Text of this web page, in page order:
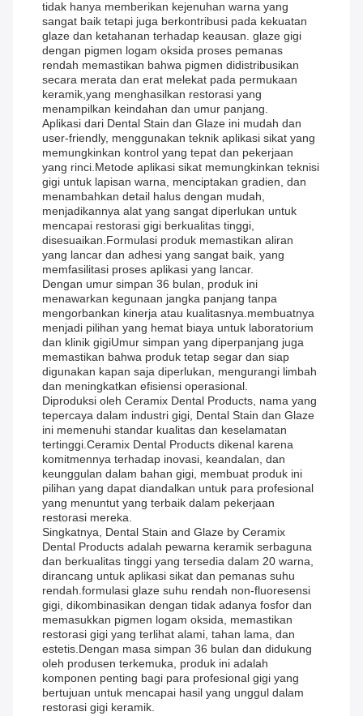
tidak hanya memberikan kejenuhan warna yang
sangat baik tetapi juga berkontribusi pada kekuatan
glaze dan ketahanan terhadap keausan. glaze gigi
dengan pigmen logam oksida proses pemanas
rendah memastikan bahwa pigmen didistribusikan
secara merata dan erat melekat pada permukaan
keramik,yang menghasilkan restorasi yang
menampilkan keindahan dan umur panjang.
Aplikasi dari Dental Stain dan Glaze ini mudah dan
user-friendly, menggunakan teknik aplikasi sikat yang
memungkinkan kontrol yang tepat dan pekerjaan
yang rinci.Metode aplikasi sikat memungkinkan teknisi
gigi untuk lapisan warna, menciptakan gradien, dan
menambahkan detail halus dengan mudah,
menjadikannya alat yang sangat diperlukan untuk
mencapai restorasi gigi berkualitas tinggi,
disesuaikan.Formulasi produk memastikan aliran
yang lancar dan adhesi yang sangat baik, yang
memfasilitasi proses aplikasi yang lancar.
Dengan umur simpan 36 bulan, produk ini
menawarkan kegunaan jangka panjang tanpa
mengorbankan kinerja atau kualitasnya.membuatnya
menjadi pilihan yang hemat biaya untuk laboratorium
dan klinik gigiUmur simpan yang diperpanjang juga
memastikan bahwa produk tetap segar dan siap
digunakan kapan saja diperlukan, mengurangi limbah
dan meningkatkan efisiensi operasional.
Diproduksi oleh Ceramix Dental Products, nama yang
tepercaya dalam industri gigi, Dental Stain dan Glaze
ini memenuhi standar kualitas dan keselamatan
tertinggi.Ceramix Dental Products dikenal karena
komitmennya terhadap inovasi, keandalan, dan
keunggulan dalam bahan gigi, membuat produk ini
pilihan yang dapat diandalkan untuk para profesional
yang menuntut yang terbaik dalam pekerjaan
restorasi mereka.
Singkatnya, Dental Stain and Glaze by Ceramix
Dental Products adalah pewarna keramik serbaguna
dan berkualitas tinggi yang tersedia dalam 20 warna,
dirancang untuk aplikasi sikat dan pemanas suhu
rendah.formulasi glaze suhu rendah non-fluoresensi
gigi, dikombinasikan dengan tidak adanya fosfor dan
memasukkan pigmen logam oksida, memastikan
restorasi gigi yang terlihat alami, tahan lama, dan
estetis.Dengan masa simpan 36 bulan dan didukung
oleh produsen terkemuka, produk ini adalah
komponen penting bagi para profesional gigi yang
bertujuan untuk mencapai hasil yang unggul dalam
restorasi gigi keramik.